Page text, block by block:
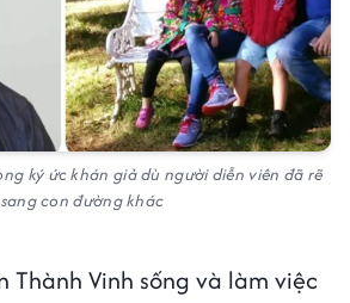
ký ức khán giả dù người diễn viên đã rẽ
sang con đường khác
Thành Vinh sống và làm việc